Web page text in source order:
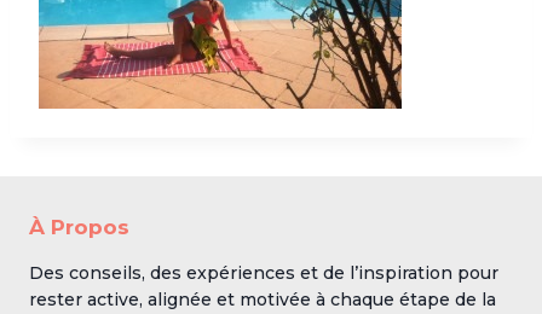
À Propos
Des conseils, des expériences et de l’inspiration pour
rester active, alignée et motivée à chaque étape de la